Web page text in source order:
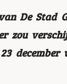
De Stad
zou
december